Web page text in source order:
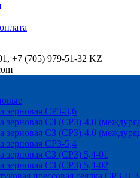
+7 (705) 979-51-32 KZ
зерновая СРЗ-3,6
зерновая СЗ (СРЗ)-4.0
зерновая СЗ (СРЗ)-4.0
зерновая СРЗ-5,4
зерновая СЗ (СРЗ) 5,4-01
зерновая СЗ (СРЗ) 5,4-02
прессовая сеялка СРЗ-П